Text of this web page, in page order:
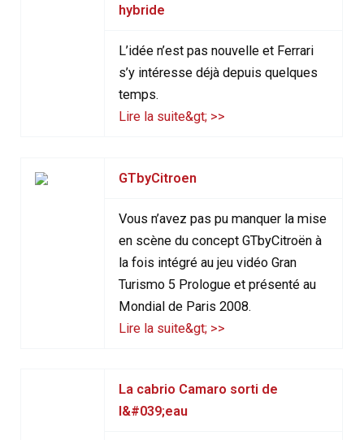
hybride
L’idée n’est pas nouvelle et Ferrari
s’y intéresse déjà depuis quelques
temps.
Lire la suite&gt; >>
GTbyCitroen
Vous n’avez pas pu manquer la mise
en scène du concept GTbyCitroën à
la fois intégré au jeu vidéo Gran
Turismo 5 Prologue et présenté au
Mondial de Paris 2008.
Lire la suite&gt; >>
La cabrio Camaro sorti de
l&#039;eau